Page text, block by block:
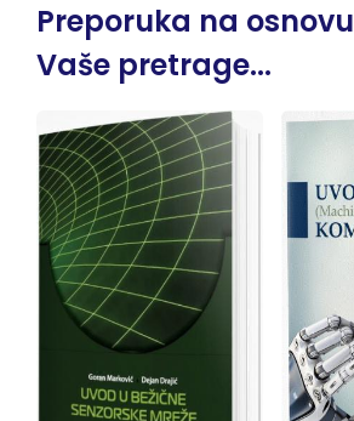
Preporuka na osnovu
Vaše pretrage...